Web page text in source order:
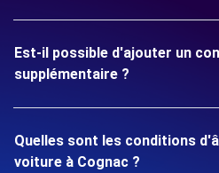
Est-il possible d'ajouter un
supplémentaire ?
Quelles sont les conditions
voiture à Cognac ?